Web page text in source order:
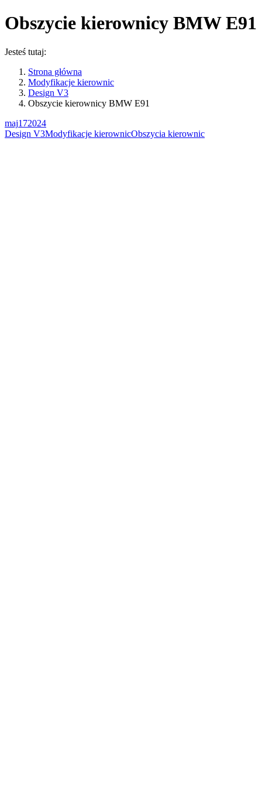
Obszycie kierownicy BMW E91
Jesteś tutaj:
Strona główna
Modyfikacje kierownic
Design V3
Obszycie kierownicy BMW E91
maj172024
Design V3Modyfikacje kierownicObszycia kierownic